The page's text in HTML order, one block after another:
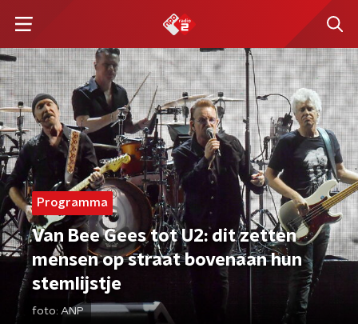
Programma
Van Bee Gees tot U2: dit zetten
mensen op straat bovenaan hun
stemlijstje
foto: ANP